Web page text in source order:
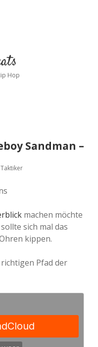
spotify
Hop
Sandman –
Taktiker
machen möchte
sich mal das
kippen.
Pfad der